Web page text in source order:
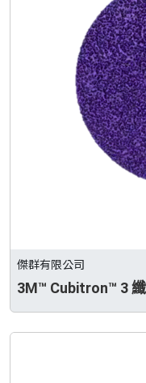
傑群有限公司
3M™ Cubitron™ 3